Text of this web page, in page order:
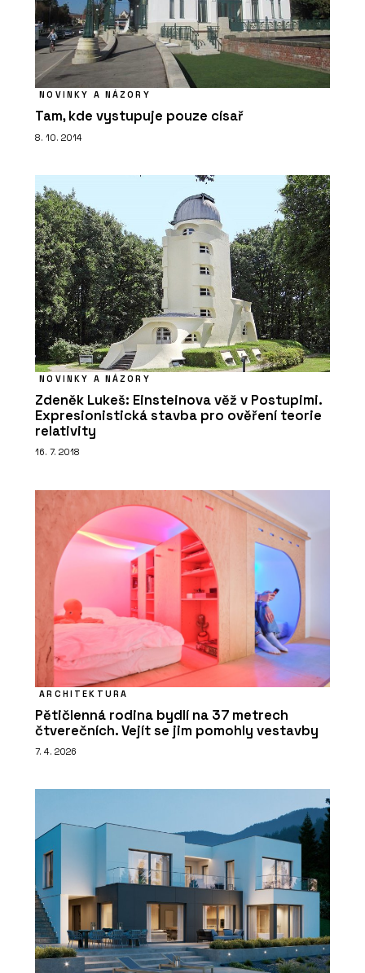
NOVINKY A NÁZORY
Tam, kde vystupuje pouze císař
8. 10. 2014
NOVINKY A NÁZORY
Zdeněk Lukeš: Einsteinova věž v Postupimi.
Expresionistická stavba pro ověření teorie
relativity
16. 7. 2018
ARCHITEKTURA
Pětičlenná rodina bydlí na 37 metrech
čtverečních. Vejít se jim pomohly vestavby
7. 4. 2026